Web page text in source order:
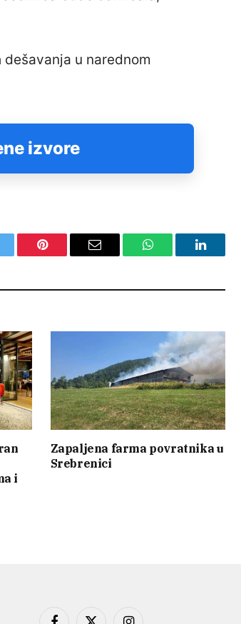
u narednom
izvore
Pinterest Email WhatsAppLinkedIn
i
Zapaljena farma povratnika u
Srebrenici